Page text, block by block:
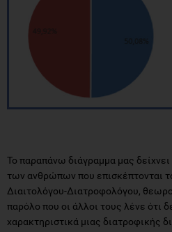
Το παραπάνω διάγραμμα μας
των ανθρώπων που επισκέπτονται
Διαιτολόγου-Διατροφολόγου,
παρόλο που οι άλλοι τους λένε ότι
χαρακτηριστικά μιας διατροφικής